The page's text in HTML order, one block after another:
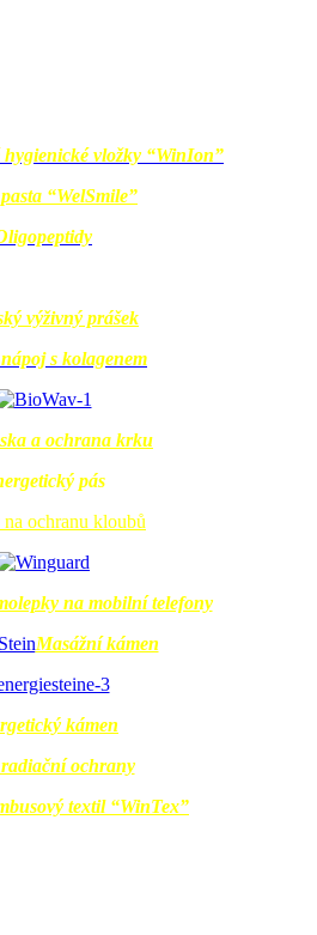
hygienické vložky “WinIon”
“WelSmile”
výživný prášek
s kolagenem
a ochrana krku
pás
ochranu kloubů
na mobilní telefony
Masážní kámen
kámen
ochrany
textil “WinTex”